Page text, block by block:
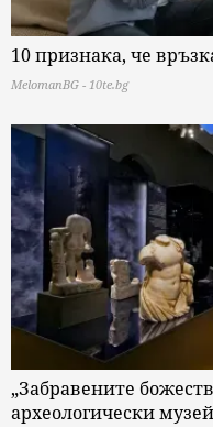
10 признака, че
MelomanBG - 10te.bg
„Забравените
археологически музей